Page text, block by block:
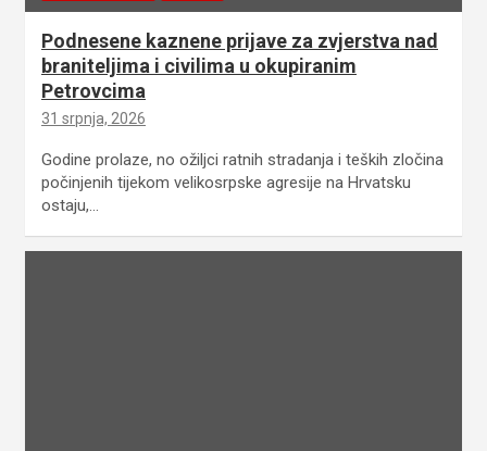
Podnesene kaznene prijave za zvjerstva nad
braniteljima i civilima u okupiranim
Petrovcima
31 srpnja, 2026
Godine prolaze, no ožiljci ratnih stradanja i teških zločina
počinjenih tijekom velikosrpske agresije na Hrvatsku
ostaju,…